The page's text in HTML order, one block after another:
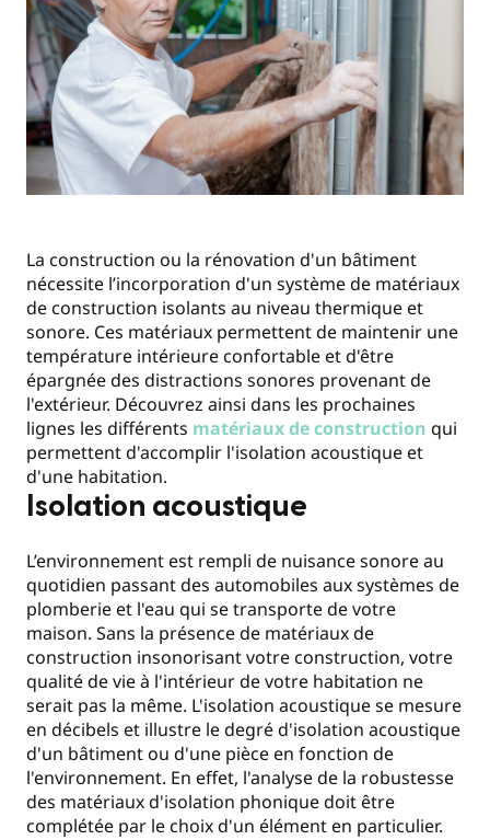
La construction ou la rénovation d'un bâtiment
nécessite l’incorporation d'un système de matériaux
de construction isolants au niveau thermique et
sonore. Ces matériaux permettent de maintenir une
température intérieure confortable et d'être
épargnée des distractions sonores provenant de
l'extérieur. Découvrez ainsi dans les prochaines
lignes les différents matériaux de construction qui
permettent d'accomplir l'isolation acoustique et
d'une habitation.
Isolation acoustique
L’environnement est rempli de nuisance sonore au
quotidien passant des automobiles aux systèmes de
plomberie et l'eau qui se transporte de votre
maison. Sans la présence de matériaux de
construction insonorisant votre construction, votre
qualité de vie à l'intérieur de votre habitation ne
serait pas la même. L'isolation acoustique se mesure
en décibels et illustre le degré d'isolation acoustique
d'un bâtiment ou d'une pièce en fonction de
l'environnement. En effet, l'analyse de la robustesse
des matériaux d'isolation phonique doit être
complétée par le choix d'un élément en particulier.